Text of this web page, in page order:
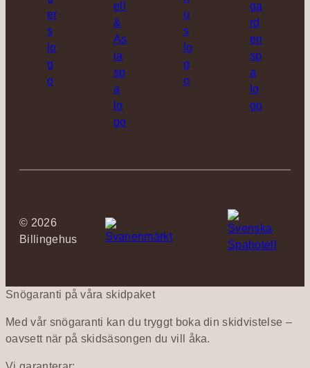
© 2026
Billingehus
Snögaranti på våra skidpaket
Med vår snögaranti kan du tryggt boka din skidvistelse –
oavsett när på skidsäsongen du vill åka.